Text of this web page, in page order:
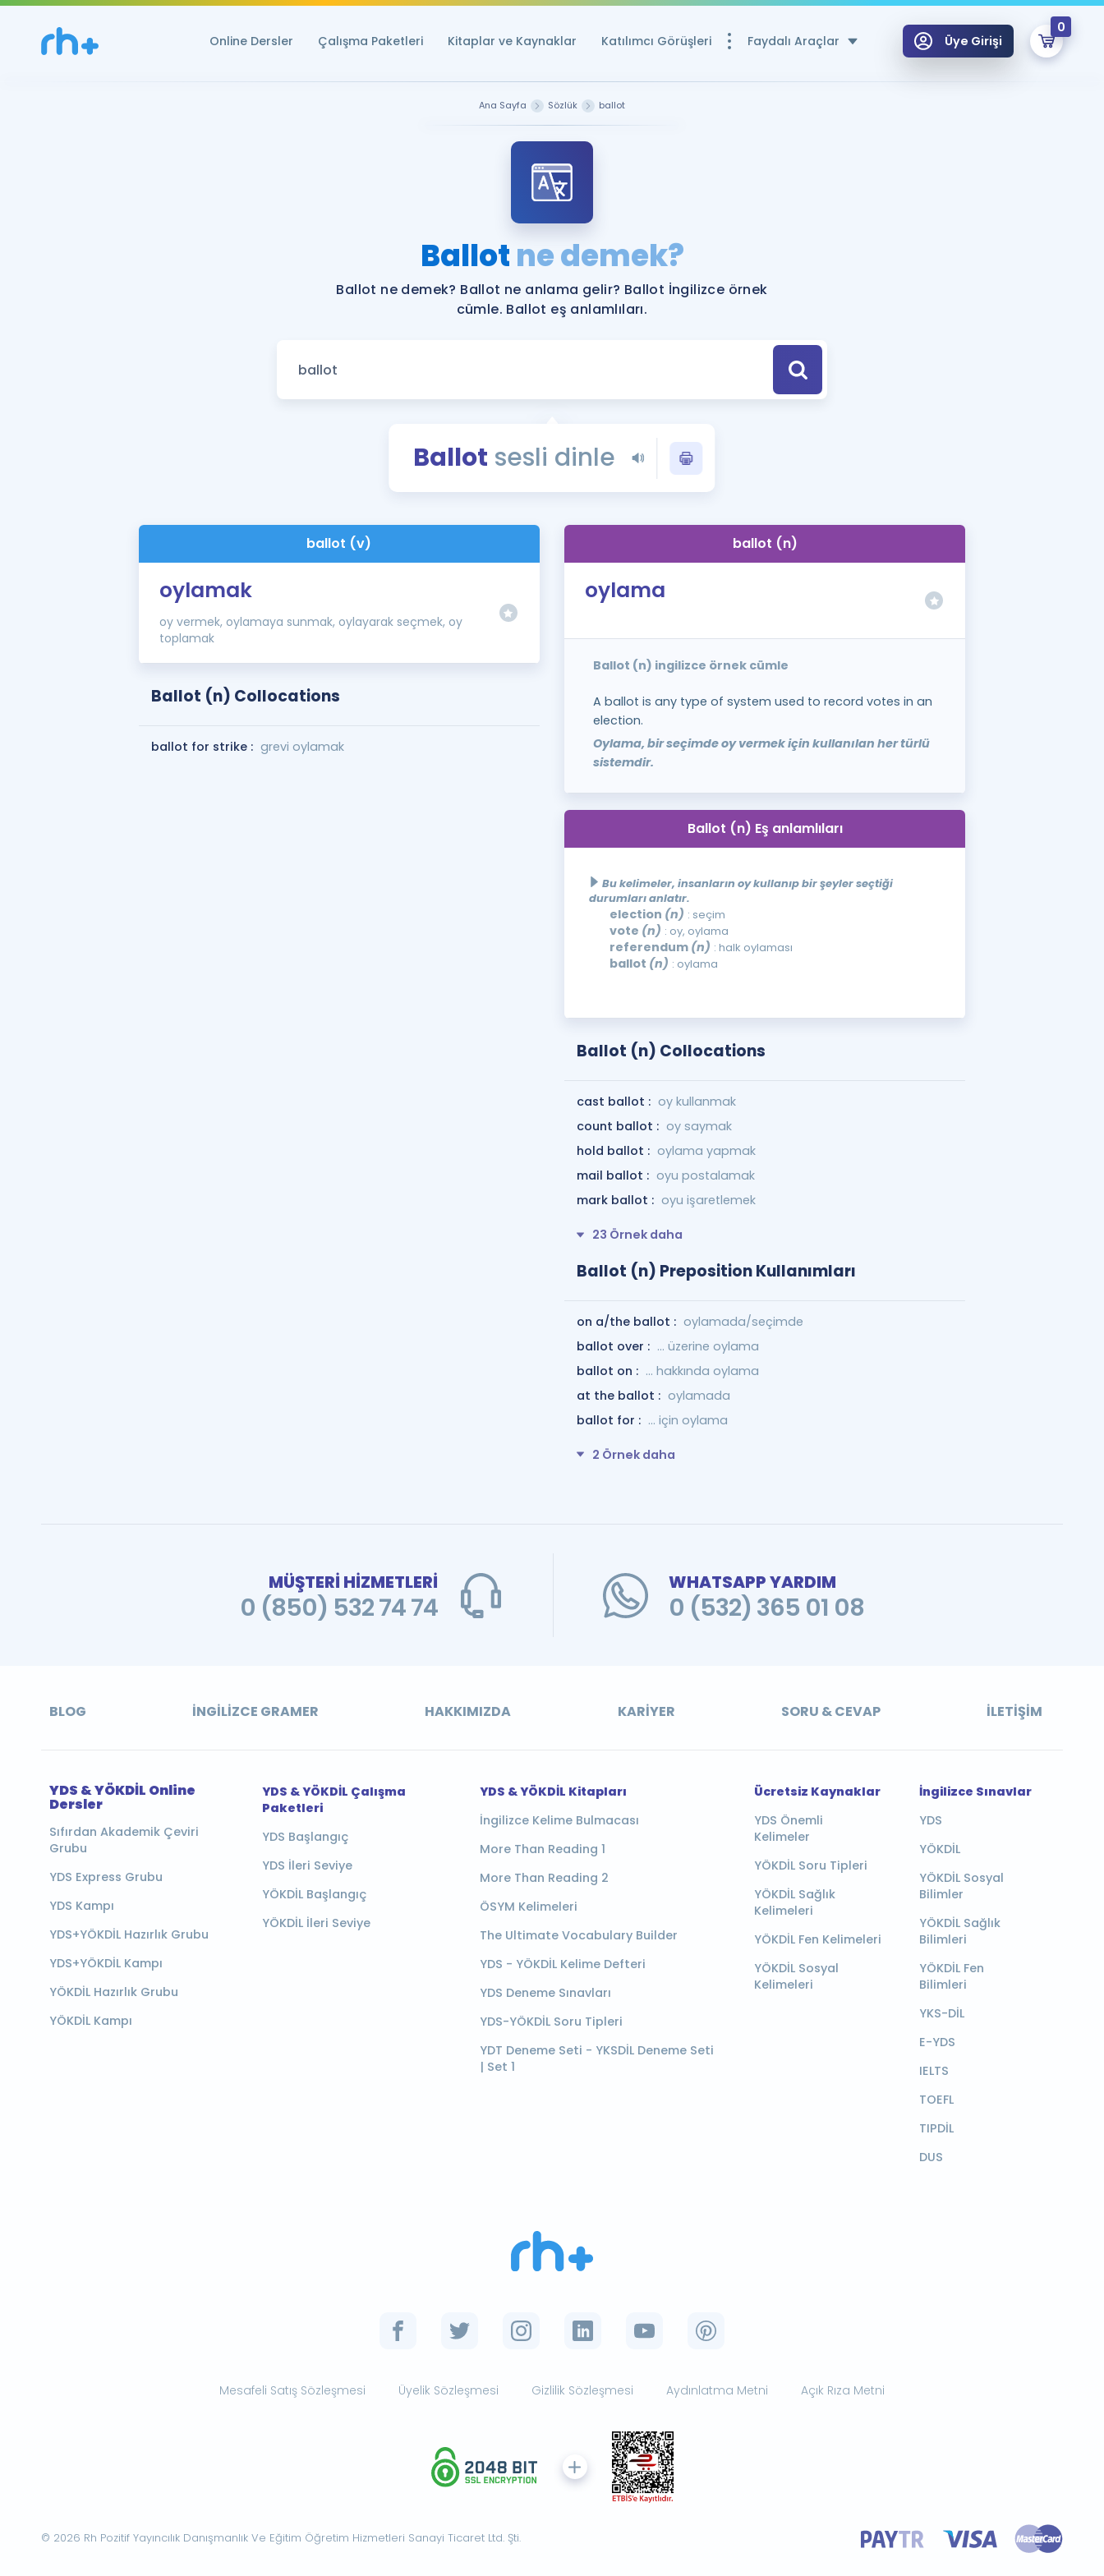
Online Dersler Çalışma Paketleri Kitaplar ve Kaynaklar Katılımcı Görüşleri Faydalı Araçlar
YDS ve YÖKDİL Puan Hesaplama Aracı
Rehberlik Aracı
YDS ve YÖKDİL'e Hazırlananlar için Öneriler
Tüm ÖSYM Sınavları Tek Takvimde
YDS - YÖKDİL Tüm Sınavlarla İlgili Haberler
İngilizce Gramer
Üye Girişi
0
Ana Sayfa Sözlük ballot
Ballotne demek?
Ballot ne demek? Ballot ne anlama gelir? Ballot İngilizce örnek
cümle. Ballot eş anlamlıları.
Ballot sesli dinle
ballot (v)
oylamak
oy vermek, oylamaya sunmak, oylayarak seçmek, oy
toplamak
Ballot (n) Collocations
ballot for strike : grevi oylamak
ballot (n)
oylama
Ballot (n) ingilizce örnek cümle
A ballot is any type of system used to record votes in an
election.
Oylama, bir seçimde oy vermek için kullanılan her türlü
sistemdir.
Ballot (n) Eş anlamlıları
Bu kelimeler, insanların oy kullanıp bir şeyler seçtiği
durumları anlatır.
election (n) : seçim
vote (n) : oy, oylama
referendum (n) : halk oylaması
ballot (n) : oylama
Ballot (n) Collocations
cast ballot : oy kullanmak
count ballot : oy saymak
hold ballot : oylama yapmak
mail ballot : oyu postalamak
mark ballot : oyu işaretlemek
23 Örnek daha
Ballot (n) Preposition Kullanımları
on a/the ballot : oylamada/seçimde
ballot over : ... üzerine oylama
ballot on : ... hakkında oylama
at the ballot : oylamada
ballot for : ... için oylama
2 Örnek daha
MÜŞTERİ HİZMETLERİ
0 (850) 532 74 74
WHATSAPP YARDIM
0 (532) 365 01 08
BLOG İNGILIZCE GRAMER HAKKIMIZDA KARIYER SORU & CEVAP İLETIŞIM
YDS & YÖKDİL Online
Dersler
Sıfırdan Akademik Çeviri
Grubu
YDS Express Grubu
YDS Kampı
YDS+YÖKDİL Hazırlık Grubu
YDS+YÖKDİL Kampı
YÖKDİL Hazırlık Grubu
YÖKDİL Kampı
YDS & YÖKDİL Çalışma
Paketleri
YDS Başlangıç
YDS İleri Seviye
YÖKDİL Başlangıç
YÖKDİL İleri Seviye
YDS & YÖKDİL Kitapları
İngilizce Kelime Bulmacası
More Than Reading 1
More Than Reading 2
ÖSYM Kelimeleri
The Ultimate Vocabulary Builder
YDS - YÖKDİL Kelime Defteri
YDS Deneme Sınavları
YDS-YÖKDİL Soru Tipleri
YDT Deneme Seti - YKSDİL Deneme Seti
| Set 1
Ücretsiz Kaynaklar
YDS Önemli
Kelimeler
YÖKDİL Soru Tipleri
YÖKDİL Sağlık
Kelimeleri
YÖKDİL Fen Kelimeleri
YÖKDİL Sosyal
Kelimeleri
İngilizce Sınavlar
YDS
YÖKDİL
YÖKDİL Sosyal
Bilimler
YÖKDİL Sağlık
Bilimleri
YÖKDİL Fen
Bilimleri
YKS-DİL
E-YDS
IELTS
TOEFL
TIPDİL
DUS
Mesafeli Satış Sözleşmesi Üyelik Sözleşmesi Gizlilik Sözleşmesi Aydınlatma Metni Açık Rıza Metni
© 2026 Rh Pozitif Yayıncılık Danışmanlık Ve Eğitim Öğretim Hizmetleri Sanayi Ticaret Ltd. Şti.